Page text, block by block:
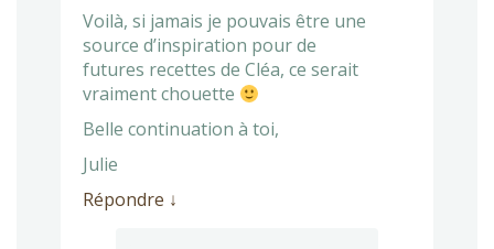
Voilà, si jamais je pouvais être une
source d’inspiration pour de
futures recettes de Cléa, ce serait
vraiment chouette
Belle continuation à toi,
Julie
Répondre ↓